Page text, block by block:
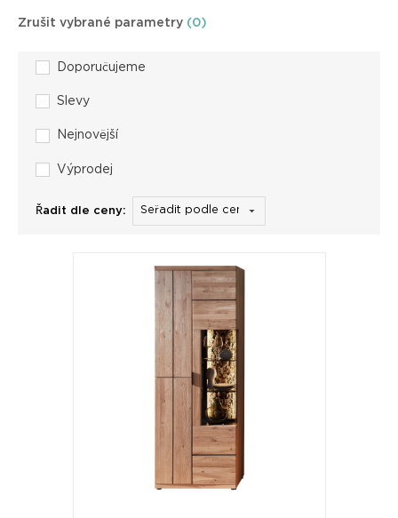
Zrušit vybrané parametry (0)
Doporučujeme
Slevy
Nejnovější
Výprodej
Řadit dle ceny: